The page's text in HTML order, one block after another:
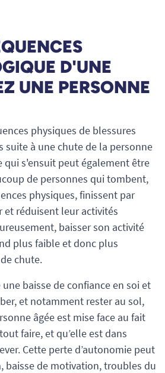
D'UNE
UNE PERSONNE
physiques de blessures
suite à une chute de la personne
qui s'ensuit peut également être
de personnes qui tombent,
physiques, finissent par
et réduisent leur activités
baisser son activité
plus faible et donc plus
chute.
baisse de confiance en soi et
et notamment rester au sol,
âgée est mise face au fait
faire, et qu’elle est dans
Cette perte d’autonomie peut
baisse de motivation, troubles du